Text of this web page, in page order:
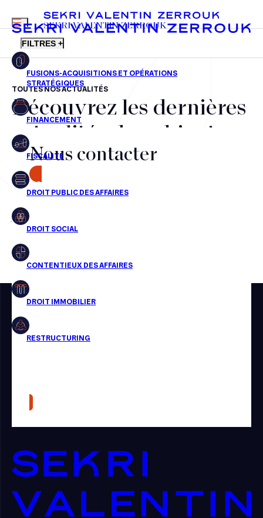
FR EN
MENU
SEKRI VALENTIN ZERROUK
FILTRES +
Fusions-acquisitions et opérations stratégiques
Financement
Fiscalité
Droit public des affaires
Droit social
Droit immobilier
Restructuring
Presse
TOUTES NOS ACTUALITÉS
Découvrez les dernières
actualités du cabinet,
nos récompenses et nos
transactions, jour après
jour
Aucun résultats pour cette recherche
Nous contacter